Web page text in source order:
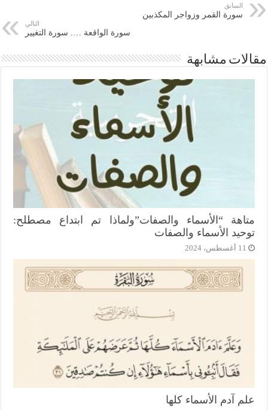
السابق
سورة القمر وزواجر المكذبين
التالي
سورة الواقعة …. سورة التغيير
مقالات مشابهة
متاهة “الأسماء والصفات”ولماذا تم ابتداع مصطلح:
توحيد الأسماء والصفات
11 أغسطس، 2024
علم آدم الأسماء كلها